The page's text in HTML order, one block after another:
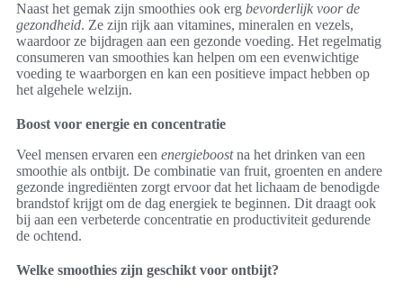
Naast het gemak zijn smoothies ook erg bevorderlijk voor de
gezondheid. Ze zijn rijk aan vitamines, mineralen en vezels,
waardoor ze bijdragen aan een gezonde voeding. Het regelmatig
consumeren van smoothies kan helpen om een evenwichtige
voeding te waarborgen en kan een positieve impact hebben op
het algehele welzijn.
Boost voor energie en concentratie
Veel mensen ervaren een energieboostna het drinken van een
smoothie als ontbijt. De combinatie van fruit, groenten en andere
gezonde ingrediënten zorgt ervoor dat het lichaam de benodigde
brandstof krijgt om de dag energiek te beginnen. Dit draagt ook
bij aan een verbeterde concentratie en productiviteit gedurende
de ochtend.
Welke smoothies zijn geschikt voor ontbijt?